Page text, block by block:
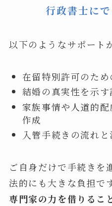
行政書士に
以下のようなサポート
在留特別許可のた
結婚の真実性を示す
家族事情や人道的
作成
入管手続きの流れ
ご自身だけで手続きを
法的にも大きな負担です
専門家の力を借りるこ